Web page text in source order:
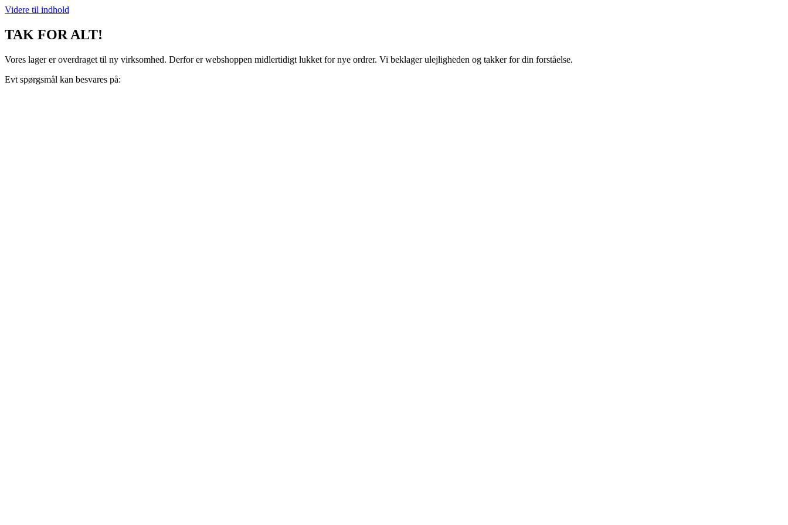
Videre til indhold
TAK FOR ALT!
Vores lager er overdraget til ny virksomhed. Derfor er webshoppen midlertidigt lukket for nye ordrer. Vi beklager ulejligheden og takker for din forståelse.
Evt spørgsmål kan besvares på: